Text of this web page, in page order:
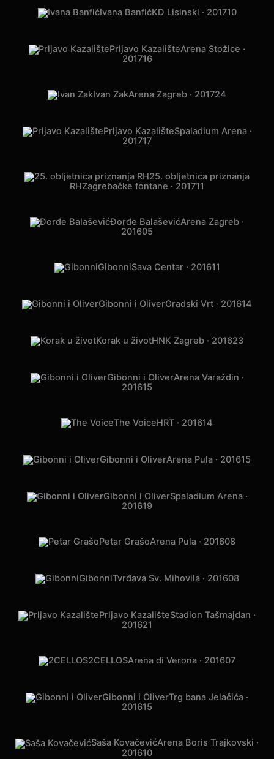
Ivana BanfićKD Lisinski · 201710
Prljavo KazališteArena Stožice ·
201716
Ivan ZakArena Zagreb · 201724
Prljavo KazališteSpaladium Arena ·
201717
25. obljetnica priznanja
RHZagrebačke fontane · 201711
Đorđe BalaševićArena Zagreb ·
201605
GibonniSava Centar · 201611
Gibonni i OliverGradski Vrt · 201614
Korak u životHNK Zagreb · 201623
Gibonni i OliverArena Varaždin ·
201615
The VoiceHRT · 201614
Gibonni i OliverArena Pula · 201615
Gibonni i OliverSpaladium Arena ·
201619
Petar GrašoArena Pula · 201608
GibonniTvrđava Sv. Mihovila · 201608
Prljavo KazališteStadion Tašmajdan ·
201621
2CELLOSArena di Verona · 201607
Gibonni i OliverTrg bana Jelačića ·
201615
Saša KovačevićArena Boris Trajkovski ·
201610